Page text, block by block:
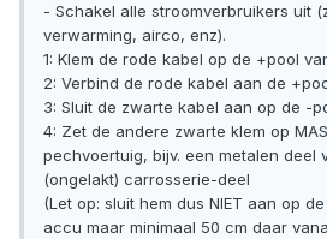
- Schakel alle stroomverbruikers uit
verwarming, airco, enz).
1: Klem de rode kabel op de +pool
2: Verbind de rode kabel aan de
3: Sluit de zwarte kabel aan op de -
4: Zet de andere zwarte klem op
pechvoertuig, bijv. een metalen deel
(ongelakt) carrosserie-deel
(Let op: sluit hem dus NIET aan op
accu maar minimaal 50 cm daar